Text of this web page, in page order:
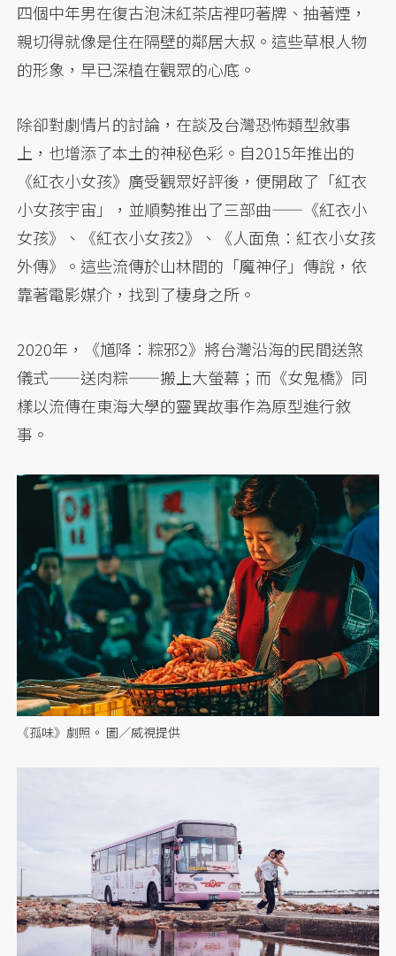
四個中年男在復古泡沫紅茶店裡叼著牌、抽著煙，
親切得就像是住在隔壁的鄰居大叔。這些草根人物
的形象，早已深植在觀眾的心底。
除卻對劇情片的討論，在談及台灣恐怖類型敘事
上，也增添了本土的神秘色彩。自2015年推出的
《紅衣小女孩》廣受觀眾好評後，便開啟了「紅衣
小女孩宇宙」，並順勢推出了三部曲——《紅衣小
女孩》、《紅衣小女孩2》、《人面魚：紅衣小女孩
外傳》。這些流傳於山林間的「魔神仔」傳說，依
靠著電影媒介，找到了棲身之所。
2020年，《馗降：粽邪2》將台灣沿海的民間送煞
儀式——送肉粽——搬上大螢幕；而《女鬼橋》同
樣以流傳在東海大學的靈異故事作為原型進行敘
事。
《孤味》劇照。 圖／威視提供